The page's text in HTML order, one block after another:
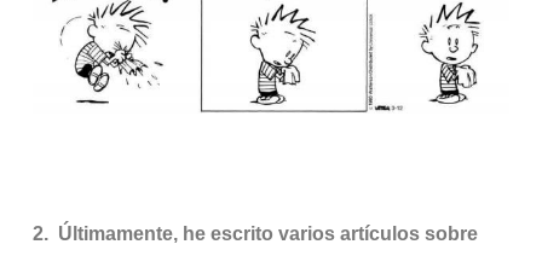
2. Últimamente, he escrito varios artículos sobre